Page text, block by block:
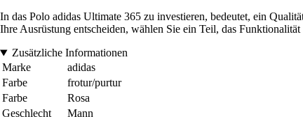
In das Polo adidas Ultimate 365 zu investieren, bedeutet, ein
Ihre Ausrüstung entscheiden, wählen Sie ein Teil, das
Zusätzliche Informationen
Marke
adidas
Farbe
frotur/purtur
Farbe
Rosa
Geschlecht
Mann